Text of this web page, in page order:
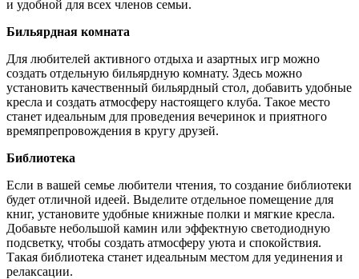
и удобной для всех членов семьи.
Бильярдная комната
Для любителей активного отдыха и азартных игр можно
создать отдельную бильярдную комнату. Здесь можно
установить качественный бильярдный стол, добавить удобные
кресла и создать атмосферу настоящего клуба. Такое место
станет идеальным для проведения вечеринок и приятного
времяпрепровождения в кругу друзей.
Библиотека
Если в вашей семье любители чтения, то создание библиотеки
будет отличной идеей. Выделите отдельное помещение для
книг, установите удобные книжные полки и мягкие кресла.
Добавьте небольшой камин или эффектную светодиодную
подсветку, чтобы создать атмосферу уюта и спокойствия.
Такая библиотека станет идеальным местом для уединения и
релаксации.